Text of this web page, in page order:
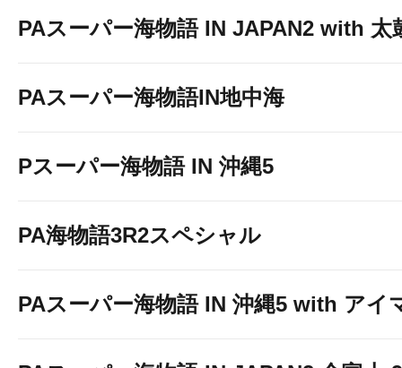
PAスーパー海物語 IN JAPAN2 with 太
PAスーパー海物語IN地中海
Pスーパー海物語 IN 沖縄5
PA海物語3R2スペシャル
PAスーパー海物語 IN 沖縄5 with アイ